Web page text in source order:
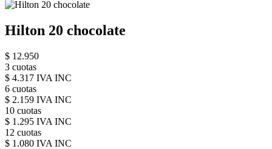
Hilton 20 chocolate
$ 12.950
3 cuotas
$ 4.317 IVA INC
6 cuotas
$ 2.159 IVA INC
10 cuotas
$ 1.295 IVA INC
12 cuotas
$ 1.080 IVA INC